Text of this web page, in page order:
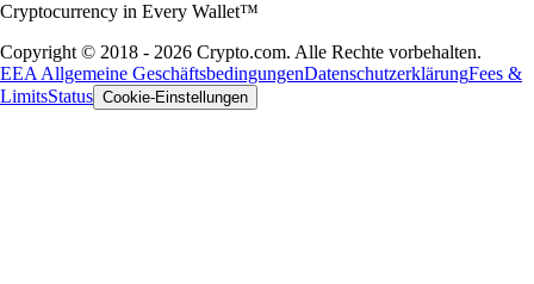
Cryptocurrency in Every Wallet™
Copyright © 2018 - 2026 Crypto.com. Alle Rechte vorbehalten.
EEA Allgemeine GeschäftsbedingungenDatenschutzerklärungFees &
LimitsStatus Cookie-Einstellungen